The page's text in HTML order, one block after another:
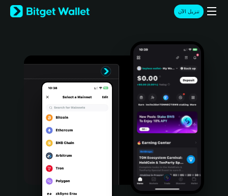
English
日本語
Türkçe
Português (Portugal)
Bahasa Indonesia
تنزيل الآن